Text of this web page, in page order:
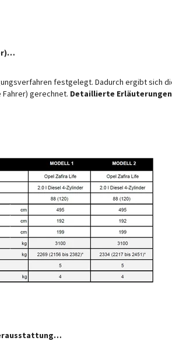
festgelegt. Dadurch ergibt sich
Fahrer) gerechnet. Detaillierte